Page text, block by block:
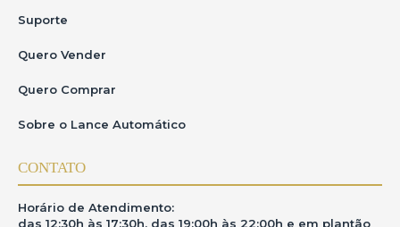
Suporte
Quero Vender
Quero Comprar
Sobre o Lance Automático
CONTATO
Horário de Atendimento:
das 12:30h às 17:30h, das 19:00h às 22:00h e em plantão